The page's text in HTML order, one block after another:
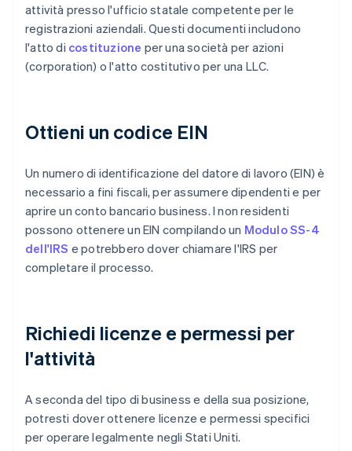
attività presso l'ufficio statale competente per le
registrazioni aziendali. Questi documenti includono
l'atto di costituzione per una società per azioni
(corporation) o l'atto costitutivo per una LLC.
Ottieni un codice EIN
Un numero di identificazione del datore di lavoro (EIN) è
necessario a fini fiscali, per assumere dipendenti e per
aprire un conto bancario business. I non residenti
possono ottenere un EIN compilando un Modulo SS-4
dell'IRS e potrebbero dover chiamare l'IRS per
completare il processo.
Richiedi licenze e permessi per
l'attività
A seconda del tipo di business e della sua posizione,
potresti dover ottenere licenze e permessi specifici
per operare legalmente negli Stati Uniti.